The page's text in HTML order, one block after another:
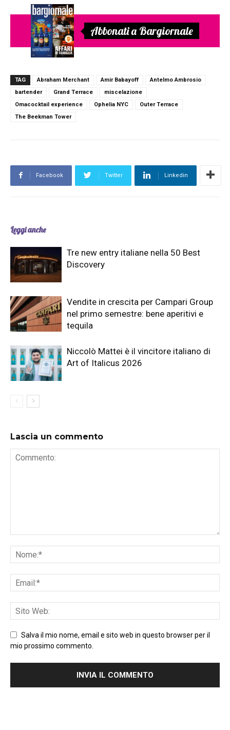
Abbonati a Bargiornale
TAG Abraham Merchant Amir Babayoff
Antelmo Ambrosio
bartender
Grand Terrace
miscelazione
Omacocktail experience
Ophelia NYC
Outer Terrace
The Beekman Tower
Facebook Twitter Linkedin
Leggi anche
Tre new entry italiane nella 50 Best
Discovery
Vendite in crescita per Campari Group
nel primo semestre: bene aperitivi e
tequila
Niccolò Mattei è il vincitore italiano di
Art of Italicus 2026
Lascia un commento
Salva il mio nome, email e sito web in questo browser per il
mio prossimo commento.